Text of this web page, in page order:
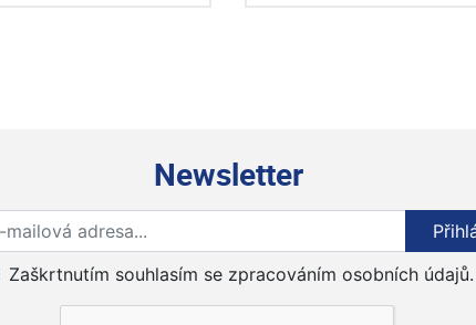
Newsletter
Přihlaste se k odběru novinek
Zaškrtnutím souhlasím se zpracováním osobních údajů.